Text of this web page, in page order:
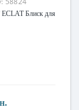
Блиск для